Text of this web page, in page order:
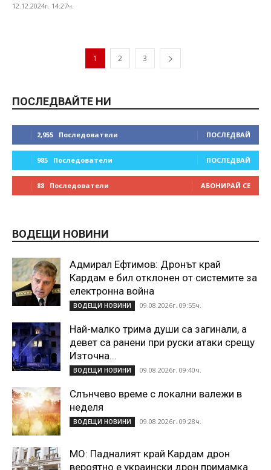
12.12.2024г. 14:27ч.
1 2 3
ПОСЛЕДВАЙТЕ НИ
2,955 Последователи ПОСЛЕДВАЙ
985 Последователи ПОСЛЕДВАЙ
88 Последователи АБОНИРАЙ СЕ
ВОДЕЩИ НОВИНИ
Адмирал Ефтимов: Дронът край
Кардам е бил отклонен от системите за
електронна война
ВОДЕЩИ НОВИНИ 09.08.2026г. 09:55ч.
Най-малко трима души са загинали, а
девет са ранени при руски атаки срещу
Източна...
ВОДЕЩИ НОВИНИ 09.08.2026г. 09:40ч.
Слънчево време с локални валежи в
неделя
ВОДЕЩИ НОВИНИ 09.08.2026г. 09:28ч.
МО: Падналият край Кардам дрон
вероятно е украински дрон примамка